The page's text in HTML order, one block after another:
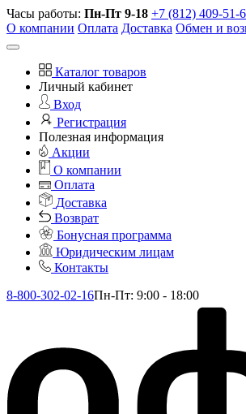
Часы работы: Пн-Пт 9-18 +7 (812) 409-51-
О компании Оплата Доставка Обмен и
Каталог товаров
Личный кабинет
Вход
Регистрация
Полезная информация
Акции
О компании
Оплата
Доставка
Возврат
Бонусная программа
Юридическим лицам
Контакты
8-800-302-02-16Пн-Пт: 9:00 - 18:00